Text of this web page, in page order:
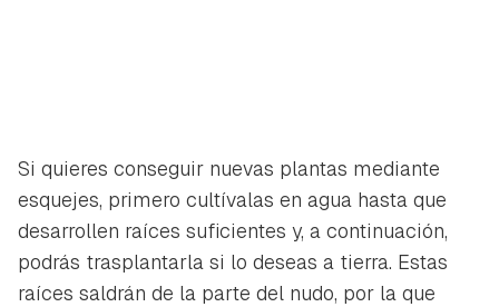
Si quieres conseguir nuevas plantas mediante
esquejes, primero cultívalas en agua hasta que
desarrollen raíces suficientes y, a continuación,
podrás trasplantarla si lo deseas a tierra. Estas
raíces saldrán de la parte del nudo, por la que